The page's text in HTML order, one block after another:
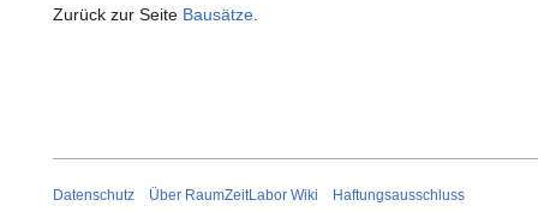
Zurück zur Seite Bausätze
Datenschutz Über RaumZeitLabor Wiki Haftungsausschluss